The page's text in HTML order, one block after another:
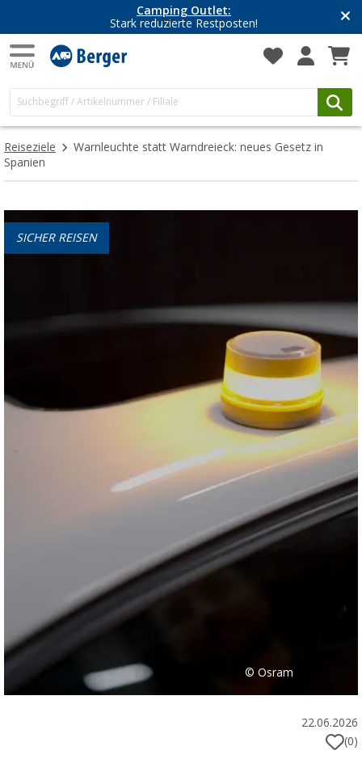
Camping Outlet:
Stark reduzierte Restposten!
Reiseziele
Warnleuchte statt Warndreieck: neues Gesetz in
Spanien
SICHER REISEN
© Osram
22.06.2026
(0)